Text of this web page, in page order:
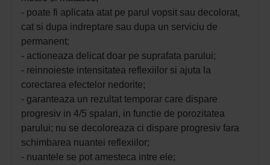
- poate fi aplicata atat pe parul vopsit sau decolorat,
cat si dupa indreptare sau dupa un serviciu de
permanent;
- actioneaza delicat doar pe suprafata parului;
- reinnoieste intensitatea reflexiilor si ajuta la
corectarea efectelor nedorite;
- garanteaza un rezultat temporar care dispare
progresiv in 4/5 spalari, in functie de porozitatea
parului; nu se decoloreaza ci dispare progresiv fara
schimbarea nuantei reflexiilor;
- nuantele se pot amesteca intre ele;